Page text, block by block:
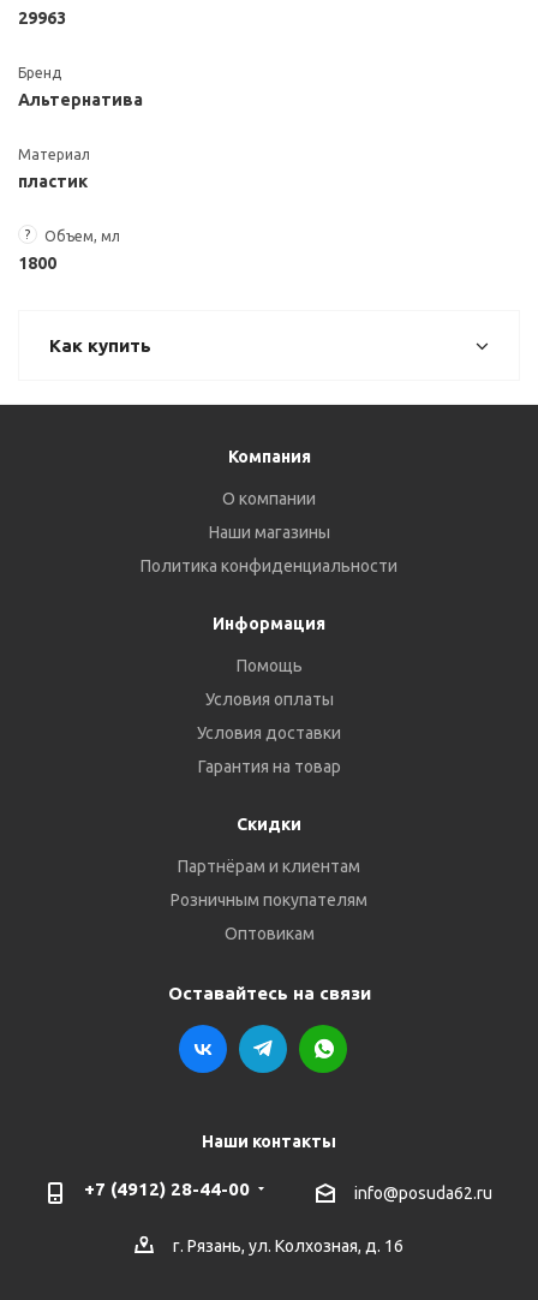
29963
Бренд
Альтернатива
Материал
пластик
? Объем, мл
1800
Как купить
Компания
О компании
Наши магазины
Политика конфиденциальности
Информация
Помощь
Условия оплаты
Условия доставки
Гарантия на товар
Скидки
Партнёрам и клиентам
Розничным покупателям
Оптовикам
Оставайтесь на связи
Наши контакты
+7 (4912) 28-44-00 info@posuda62.ru
г. Рязань, ул. Колхозная, д. 16